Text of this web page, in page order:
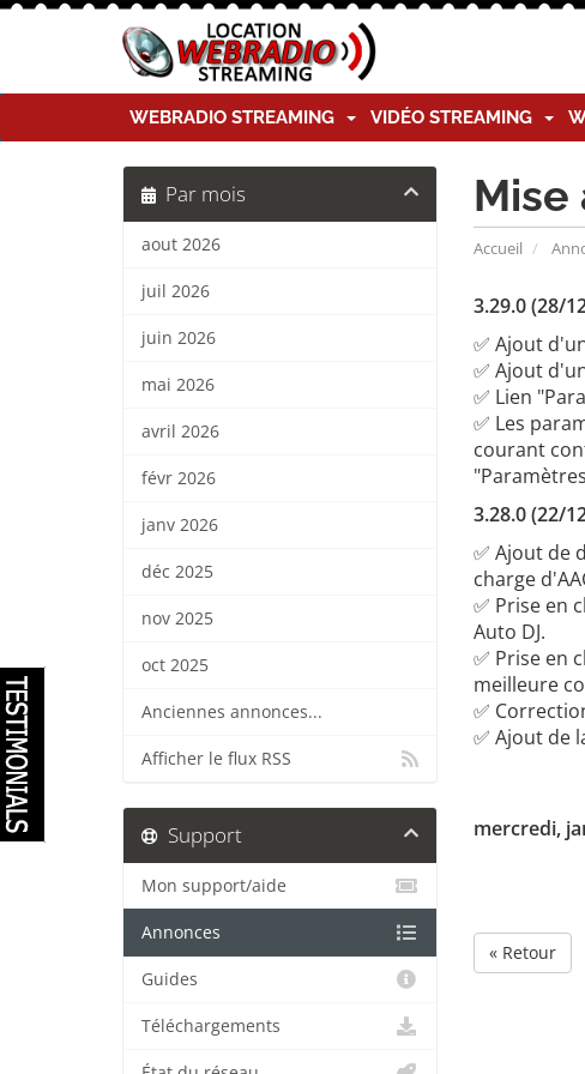
WEBRADIO STREAMING VIDÉO STREAMING
Mise
Accueil
Par mois
aout 2026
juil 2026
juin 2026
mai 2026
avril 2026
févr 2026
janv 2026
déc 2025
nov 2025
oct 2025
Anciennes annonces...
Afficher le flux RSS
3.29.0 (28/
✅ Ajout
✅ Ajout
✅ Lien
✅ Les
courant
3.28.0 (22/
✅ Ajout de
charge
✅ Prise en
Auto DJ.
✅ Prise en
meilleure
✅
✅ Ajout de
mercredi,
« Retour
Support
Mon support/aide
Annonces
Guides
Téléchargements